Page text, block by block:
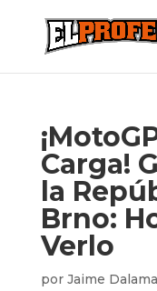
Carga!
la
Brno:
Verlo
por Jaime Dalama